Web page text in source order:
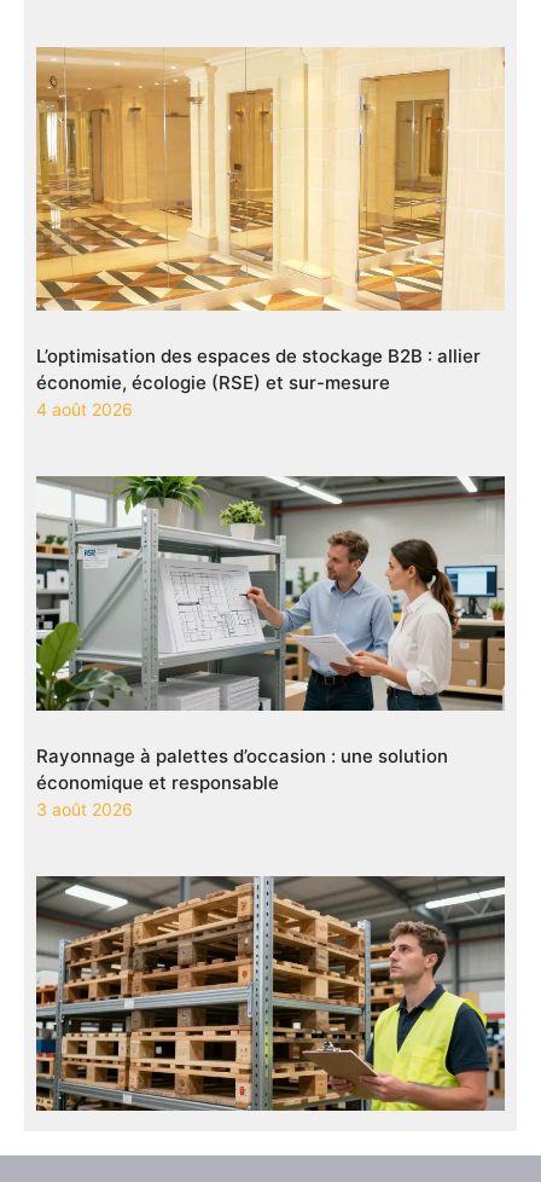
L’optimisation des espaces de stockage B2B : allier
économie, écologie (RSE) et sur-mesure
4 août 2026
Rayonnage à palettes d’occasion : une solution
économique et responsable
3 août 2026